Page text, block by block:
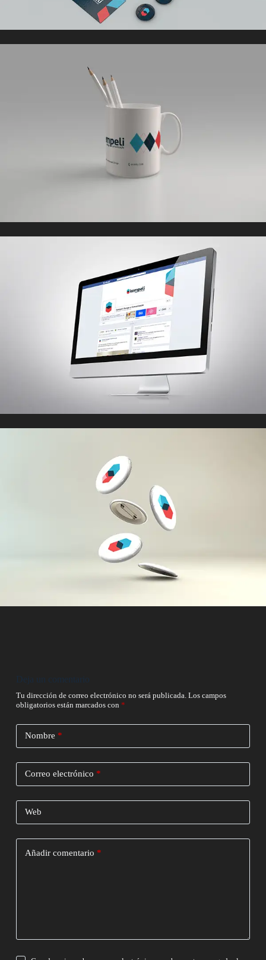
Deja un comentario
Tu dirección de correo electrónico no será publicada. Los campos
obligatorios están marcados con *
Nombre *
Correo electrónico *
Web
Añadir comentario *